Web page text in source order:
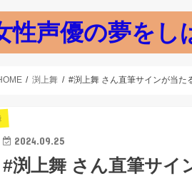
性声優の夢をし
渕上舞 #渕上舞 さん直筆サインが当た
2024.09.25
#渕上舞 さん直筆サイ